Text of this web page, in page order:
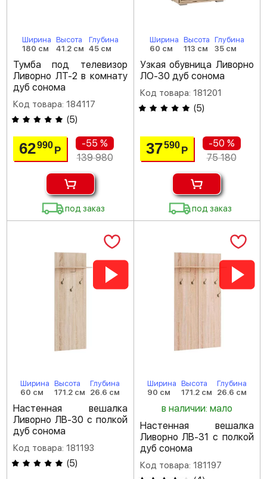
Ширина
180 см
Высота
41.2 см
Глубина
45 см
Тумба под телевизор
Ливорно ЛТ-2 в комнату
дуб сонома
Код товара: 184117
(5)
62990Р
-55 %
139 980
под заказ
Ширина
60 см
Высота
113 см
Глубина
35 см
Узкая обувница Ливорно
ЛО-30 дуб сонома
Код товара: 181201
(5)
37590 Р
-50 %
75 180
под заказ
Ширина
60 см
Высота
171.2 см
Глубина
26.6 см
Настенная вешалка
Ливорно ЛВ-30 с полкой
дуб сонома
Код товара: 181193
(5)
Ширина
90 см
Высота
171.2 см
Глубина
26.6 см
в наличии: мало
Настенная вешалка
Ливорно ЛВ-31 с полкой
дуб сонома
Код товара: 181197